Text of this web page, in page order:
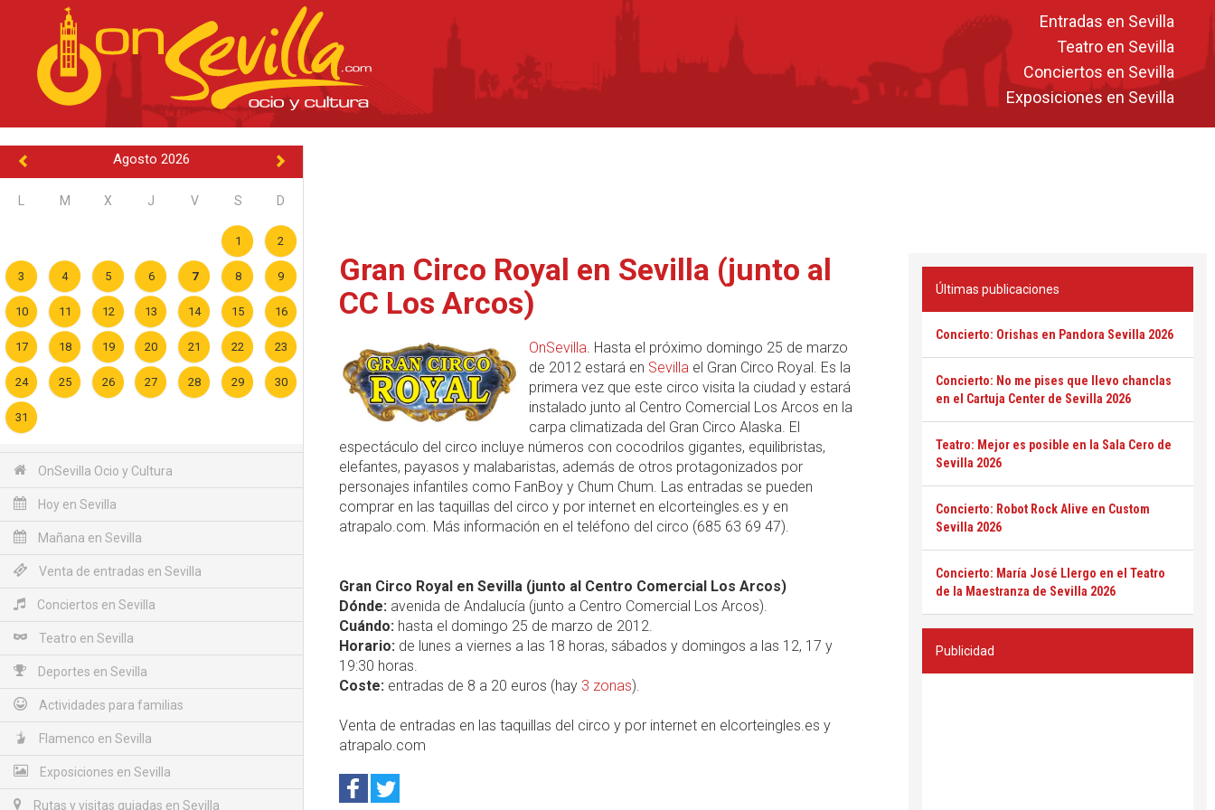
Entradas en Sevilla
Teatro en Sevilla
Conciertos en Sevilla
Exposiciones en Sevilla
Agosto 2026
M X J V S D
1 2
3 4 5 6 7 8 9
10 11 12 13 14 15 16
17 18 19 20 21 22 23
24 25 26 27 28 29 30
31
OnSevilla Ocio y Cultura
Hoy en Sevilla
Mañana en Sevilla
Venta de entradas en Sevilla
Conciertos en Sevilla
Teatro en Sevilla
Deportes en Sevilla
Actividades para familias
Flamenco en Sevilla
Exposiciones en Sevilla
Rutas y visitas guiadas en Sevilla
Gran Circo Royal en Sevilla (junto al
CC Los Arcos)
OnSevilla. Hasta el próximo domingo 25 de marzo
de 2012 estará en Sevilla el Gran Circo Royal. Es la
primera vez que este circo visita la ciudad y estará
instalado junto al Centro Comercial Los Arcos en la
carpa climatizada del Gran Circo Alaska. El
espectáculo del circo incluye números con cocodrilos gigantes, equilibristas,
elefantes, payasos y malabaristas, además de otros protagonizados por
personajes infantiles como FanBoy y Chum Chum. Las entradas se pueden
comprar en las taquillas del circo y por internet en elcorteingles.es y en
atrapalo.com. Más información en el teléfono del circo (685 63 69 47).
Gran Circo Royal en Sevilla (junto al Centro Comercial Los Arcos)
Dónde: avenida de Andalucía (junto a Centro Comercial Los Arcos).
Cuándo: hasta el domingo 25 de marzo de 2012.
Horario: de lunes a viernes a las 18 horas, sábados y domingos a las 12, 17 y
19:30 horas.
Coste: entradas de 8 a 20 euros (hay 3 zonas).
Venta de entradas en las taquillas del circo y por internet en elcorteingles.es y
atrapalo.com
Últimas publicaciones
Concierto: Orishas en Pandora Sevilla 2026
Concierto: No me pises que llevo chanclas
en el Cartuja Center de Sevilla 2026
Teatro: Mejor es posible en la Sala Cero de
Sevilla 2026
Concierto: Robot Rock Alive en Custom
Sevilla 2026
Concierto: María José Llergo en el Teatro
de la Maestranza de Sevilla 2026
Publicidad